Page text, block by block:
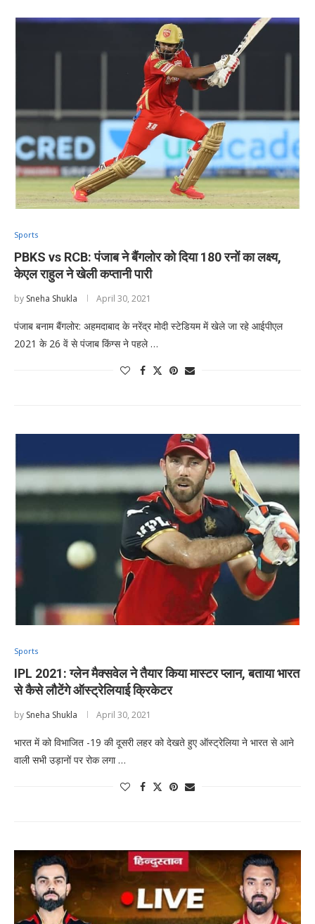
Sports
PBKS vs RCB: पंजाब ने बैंगलोर को दिया 180 रनों का लक्ष्य,
केएल राहुल ने खेली कप्तानी पारी
by Sneha Shukla April 30, 2021
पंजाब बनाम बैंगलोर: अहमदाबाद के नरेंद्र मोदी स्टेडियम में खेले जा रहे आईपीएल
2021 के 26 वें से पंजाब किंग्स ने पहले …
Sports
IPL 2021: ग्लेन मैक्सवेल ने तैयार किया मास्टर प्लान, बताया भारत
से कैसे लौटेंगे ऑस्ट्रेलियाई क्रिकेटर
by Sneha Shukla April 30, 2021
भारत में को विभाजित -19 की दूसरी लहर को देखते हुए ऑस्ट्रेलिया ने भारत से आने
वाली सभी उड़ानों पर रोक लगा …